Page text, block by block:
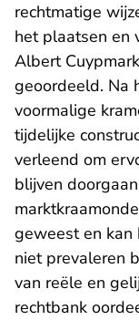
rechtmatige
het plaatsen en
Albert
geoordeeld. Na
voormalige
tijdelijke
verleend om
blijven
geweest en
niet prevaleren
van reële en
rechtbank